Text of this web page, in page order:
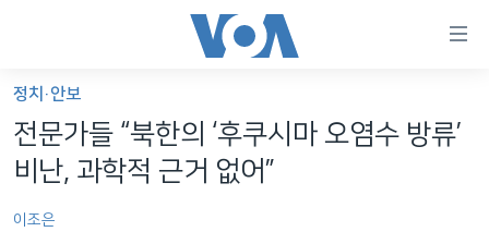
가
능
링 세계
라디오
정치·안보
전문가들 “북한의 ‘후쿠시마 오염수 방류’
비난, 과학적 근거 없어”
이조은